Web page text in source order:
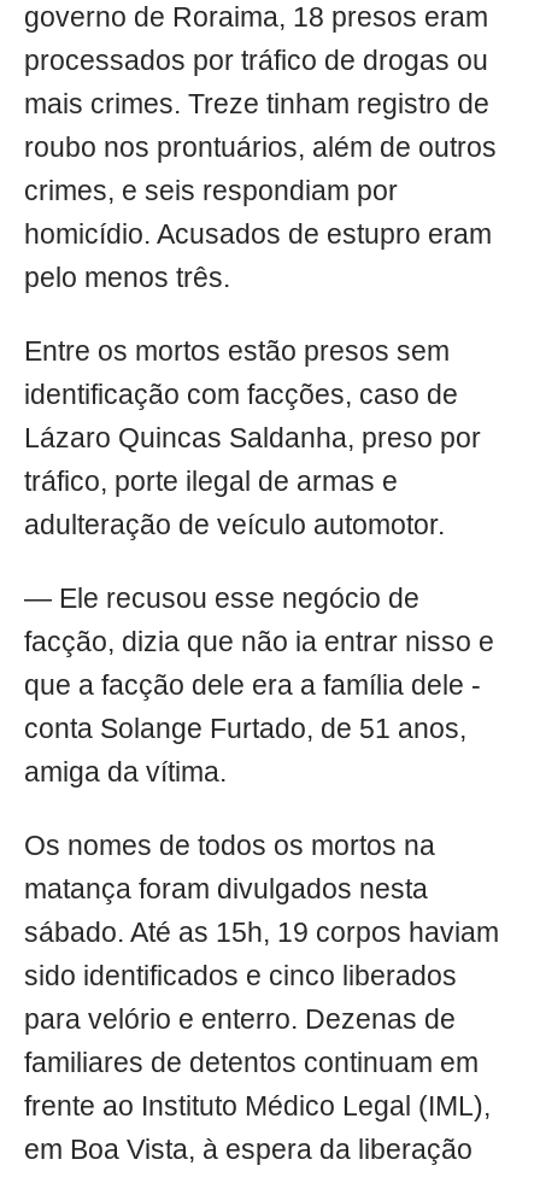
governo de Roraima, 18 presos eram
processados por tráfico de drogas ou
mais crimes. Treze tinham registro de
roubo nos prontuários, além de outros
crimes, e seis respondiam por
homicídio. Acusados de estupro eram
pelo menos três.
Entre os mortos estão presos sem
identificação com facções, caso de
Lázaro Quincas Saldanha, preso por
tráfico, porte ilegal de armas e
adulteração de veículo automotor.
— Ele recusou esse negócio de
facção, dizia que não ia entrar nisso e
que a facção dele era a família dele -
conta Solange Furtado, de 51 anos,
amiga da vítima.
Os nomes de todos os mortos na
matança foram divulgados nesta
sábado. Até as 15h, 19 corpos haviam
sido identificados e cinco liberados
para velório e enterro. Dezenas de
familiares de detentos continuam em
frente ao Instituto Médico Legal (IML),
em Boa Vista, à espera da liberação